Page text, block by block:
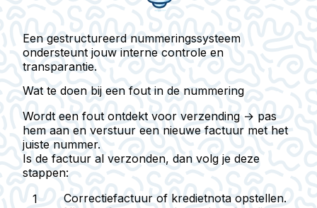
Een gestructureerd nummeringssysteem
ondersteunt jouw interne controle en
transparantie.
Wat te doen bij een fout in de nummering
Wordt een fout ontdekt voor verzending → pas
hem aan en verstuur een nieuwe factuur met het
juiste nummer.
Is de factuur al verzonden, dan volg je deze
stappen:
Correctie­factuur of kredietnota opstellen.